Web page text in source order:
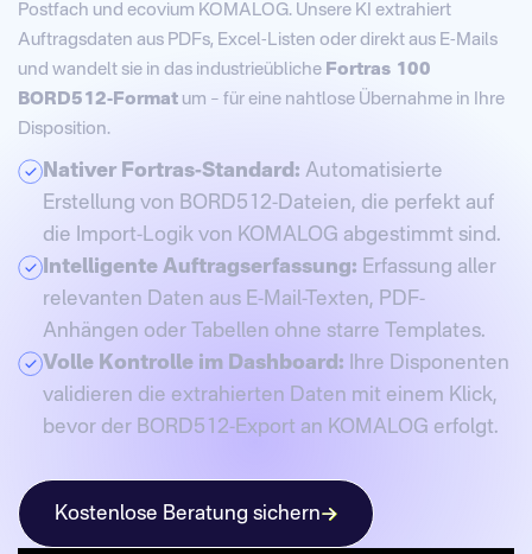
Postfach und ecovium KOMALOG. Unsere KI extrahiert
Auftragsdaten aus PDFs, Excel-Listen oder direkt aus E-Mails
und wandelt sie in das industrieübliche Fortras 100
BORD512-Format um – für eine nahtlose Übernahme in Ihre
Disposition.
Nativer Fortras-Standard: Automatisierte
Erstellung von BORD512-Dateien, die perfekt auf
die Import-Logik von KOMALOG abgestimmt sind.
Intelligente Auftragserfassung: Erfassung aller
relevanten Daten aus E-Mail-Texten, PDF-
Anhängen oder Tabellen ohne starre Templates.
Volle Kontrolle im Dashboard:
Ihre Disponenten
validieren die extrahierten Daten mit einem Klick,
bevor der BORD512-Export an KOMALOG erfolgt.
Kostenlose Beratung sichern